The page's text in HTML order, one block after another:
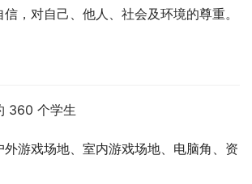
，对自己、他人、社会及环境的尊重。
360 个学生
游戏场地、室内游戏场地、电脑角、资